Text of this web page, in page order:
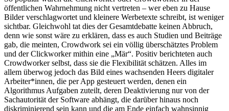
öffentlichen Wahrnehmung nicht vertreten – wer eben zu Hause
Bilder verschlagwortet und kleinere Werbetexte schreibt, ist weniger
sichtbar. Gleichwohl tat dies der Gesamtdebatte keinen Abbruch,
denn wie sonst wäre zu erklären, dass es auch Studien und Beiträge
gab, die meinten, Crowdwork sei ein völlig überschätztes Problem
und der Clickworker mithin eine „Mär“. Positiv berichteten auch
Crowdworker selbst, dass sie die Flexibilität schätzen. Alles im
allem überwog jedoch das Bild eines wachsenden Heers digitaler
Arbeiter*innen, die per App gesteuert werden, denen ein
Algorithmus Aufgaben zuteilt, deren Deaktivierung nur von der
Sachautorität der Software abhängt, die darüber hinaus noch
diskriminierend sein kann und die am Ende einfach wahnsinnig